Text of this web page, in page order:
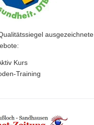
ausgezeichnete
Kurs
Training